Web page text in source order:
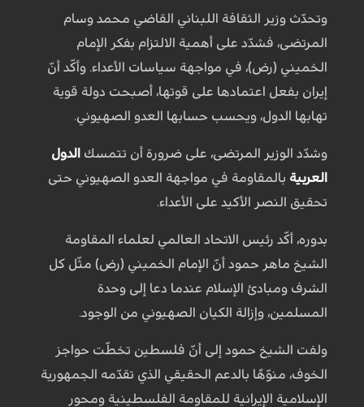
وتحدّث وزير الثقافة اللبناني القاضي محمد وسام
المرتضى، فشدّد على أهمية الالتزام بفكر الإمام
الخميني (رض)، في مواجهة سياسات الأعداء. وأكّد أنّ
إيران بفعل اعتمادها على قوتها، أصبحت دولة قوية
تهابها الدول، ويحسب حسابها العدو الصهيوني.
وشدّد الوزير المرتضى، على ضرورة أن تتمسك الدول
العربية بالمقاومة في مواجهة العدو الصهيوني حتى
تحقيق النصر الأكيد على الأعداء.
بدوره، أكّد رئيس الاتحاد العالمي لعلماء المقاومة
الشيخ ماهر حمود أنّ الإمام الخميني (رض) مثّل كل
الشرف ومبادئ الإسلام عندما دعا إلى وحدة
المسلمين، وإزالة الكيان الصهيوني من الوجود.
ولفت الشيخ حمود إلى أنّ فلسطين تخطّت حواجز
الخوف، منوّهًا بالدعم الحقيقي الذي تقدّمه الجمهورية
الإسلامية الإيرانية للمقاومة الفلسطينية ومحور